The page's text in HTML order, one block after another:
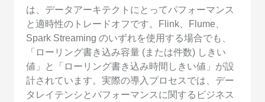
は、データアーキテクトにとってパフォーマンス
と適時性のトレードオフです。Flink、Flume、
Spark Streaming のいずれを使用する場合でも、
「ローリング書き込み容量 (または件数) しきい
値」と「ローリング書き込み時間しきい値」が設
計されています。実際の導入プロセスでは、デー
タレイテンシとパフォーマンスに関するビジネス